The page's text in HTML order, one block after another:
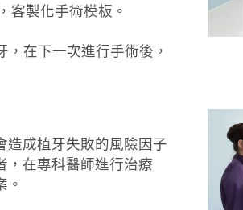
客製化手術模板。
在下一次進行手術後，
造成植牙失敗的風險因子
，在專科醫師進行治療
。